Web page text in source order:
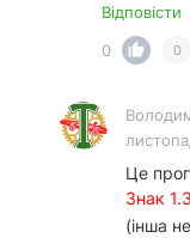
Відповісти
0
0
Це
Знак
(інша